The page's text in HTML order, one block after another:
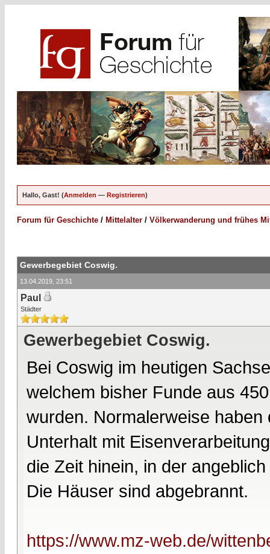
Hallo, Gast! (Anmelden — Registrieren)
Forum für Geschichte / Mittelalter / Völkerwanderung und frühes
Gewerbegebiet Coswig.
13.04.2019, 23:51
Paul
Städter
Gewerbegebiet Coswig.
Bei Coswig im heutigen
welchem bisher Funde aus
wurden. Normalerweise
Unterhalt mit
die Zeit hinein, in der
Die Häuser sind abgebrannt.
https://www.mz-web.de/